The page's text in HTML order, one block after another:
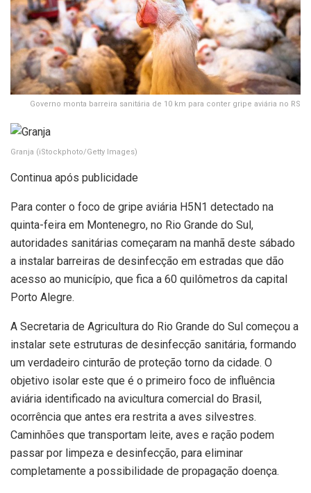
Governo monta barreira sanitária de 10 km para conter gripe aviária no RS
Granja (iStockphoto/Getty Images)
Continua após publicidade
Para conter o foco de gripe aviária H5N1 detectado na
quinta-feira em Montenegro, no Rio Grande do Sul,
autoridades sanitárias começaram na manhã deste sábado
a instalar barreiras de desinfecção em estradas que dão
acesso ao município, que fica a 60 quilômetros da capital
Porto Alegre.
A Secretaria de Agricultura do Rio Grande do Sul começou a
instalar sete estruturas de desinfecção sanitária, formando
um verdadeiro cinturão de proteção torno da cidade. O
objetivo isolar este que é o primeiro foco de influência
aviária identificado na avicultura comercial do Brasil,
ocorrência que antes era restrita a aves silvestres.
Caminhões que transportam leite, aves e ração podem
passar por limpeza e desinfecção, para eliminar
completamente a possibilidade de propagação doença.